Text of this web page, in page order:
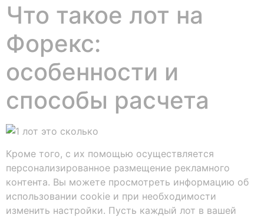
Что такое лот на
Форекс:
особенности и
способы расчета
Кроме того, с их помощью осуществляется
персонализированное размещение рекламного
контента. Вы можете просмотреть информацию об
использовании cookie и при необходимости
изменить настройки. Пусть каждый лот в вашей